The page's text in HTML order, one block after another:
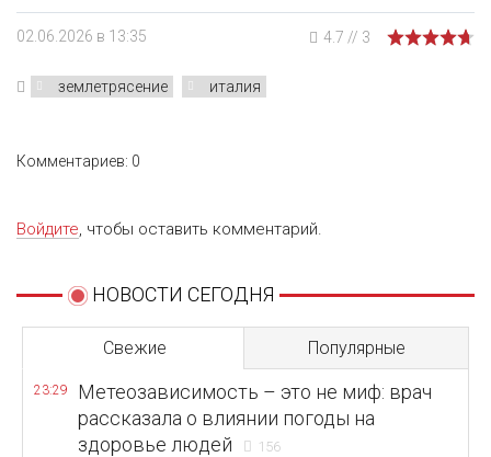
02.06.2026 в 13:35 4.7 // 3
землетрясение италия
Комментариев: 0
Войдите, чтобы оставить комментарий.
НОВОСТИ СЕГОДНЯ
Свежие Популярные
23:29
Метеозависимость – это не миф: врач
рассказала о влиянии погоды на
здоровье людей
156